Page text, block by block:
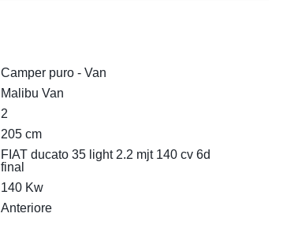
Camper puro - Van
Malibu Van
2
205 cm
FIAT ducato 35 light 2.2 mjt 140 cv 6d
final
140 Kw
Anteriore